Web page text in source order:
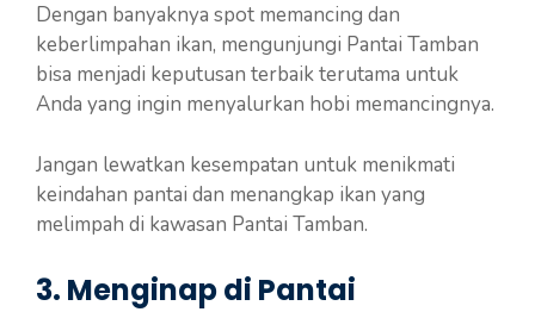
Dengan banyaknya spot memancing dan
keberlimpahan ikan, mengunjungi Pantai Tamban
bisa menjadi keputusan terbaik terutama untuk
Anda yang ingin menyalurkan hobi memancingnya.
Jangan lewatkan kesempatan untuk menikmati
keindahan pantai dan menangkap ikan yang
melimpah di kawasan Pantai Tamban.
3. Menginap di Pantai